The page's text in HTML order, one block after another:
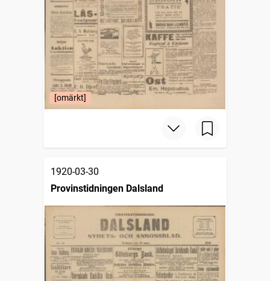
[omärkt]
1920-03-30
Provinstidningen Dalsland